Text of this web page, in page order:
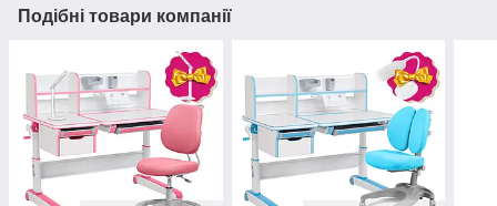
Подібні товари компанії